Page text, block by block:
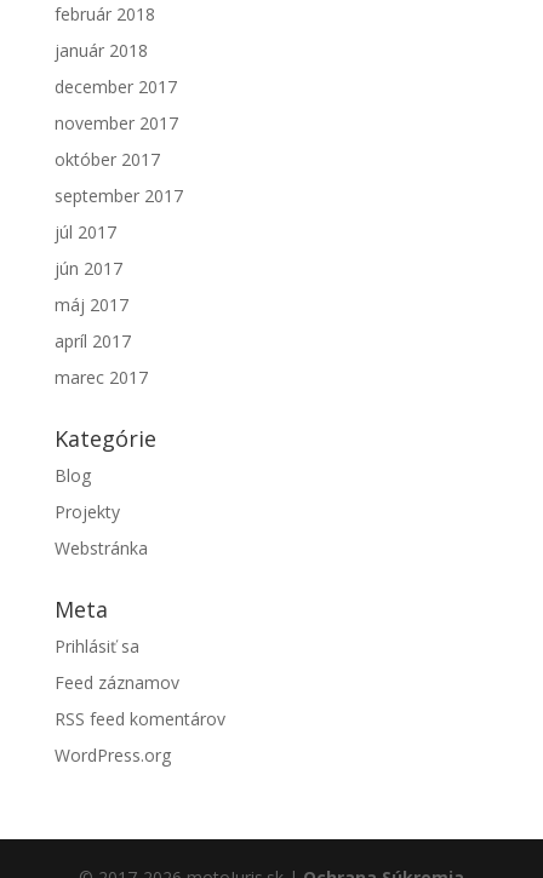
február 2018
január 2018
december 2017
november 2017
október 2017
september 2017
júl 2017
jún 2017
máj 2017
apríl 2017
marec 2017
Kategórie
Blog
Projekty
Webstránka
Meta
Prihlásiť sa
Feed záznamov
RSS feed komentárov
WordPress.org